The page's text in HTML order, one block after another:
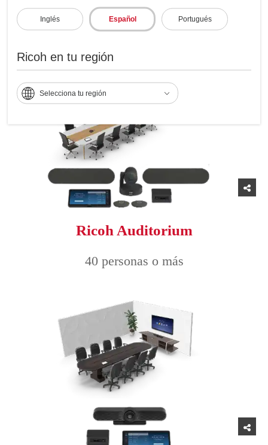
Inglés Español Portugués
Ricoh en tu región
Selecciona tu región
altamente comprometidos
Ricoh Auditorium
40 personas o más